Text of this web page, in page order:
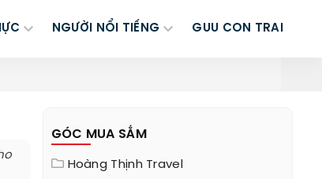
NGƯỜI NỔI TIẾNG GUU CON TRAI
GÓC MUA SẮM
Hoàng Thịnh Travel